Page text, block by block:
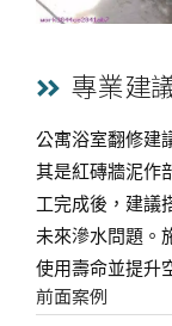
專業建
公寓浴室翻修建
其是紅磚牆泥作
工完成後，建議
未來滲水問題。
使用壽命並提升
前面案例